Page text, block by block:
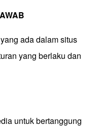
ada dalam situs
yang berlaku dan
untuk bertanggung